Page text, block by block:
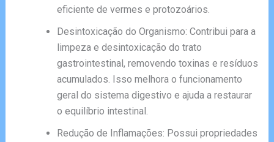
eficiente de vermes e protozoários.
Desintoxicação do Organismo: Contribui para a
limpeza e desintoxicação do trato
gastrointestinal, removendo toxinas e resíduos
acumulados. Isso melhora o funcionamento
geral do sistema digestivo e ajuda a restaurar
o equilíbrio intestinal.
Redução de Inflamações: Possui propriedades